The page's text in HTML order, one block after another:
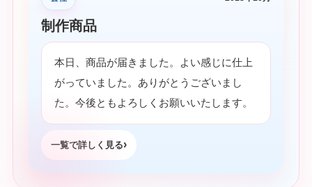
制作商品
本日、商品が届きました。よい感じに仕上
がっていました。ありがとうございまし
た。今後ともよろしくお願いいたします。
一覧で詳しく見る